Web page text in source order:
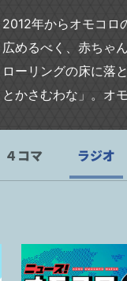
2012年からオモコロ
広めるべく、赤ちゃ
ローリングの床に落
とかさむわな」。オ
４コマ ラジオ